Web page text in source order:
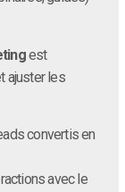
est
ajuster les
convertis en
avec le